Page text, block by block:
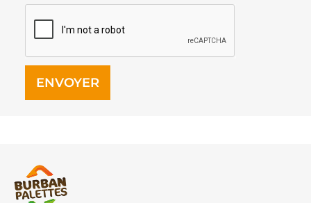
ENVOYER